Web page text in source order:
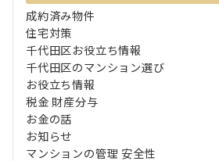
成約済み物件
住宅対策
千代田区お役立ち情報
千代田区のマンション選び
お役立ち情報
税金 財産分与
お金の話
お知らせ
マンションの管理 安全性